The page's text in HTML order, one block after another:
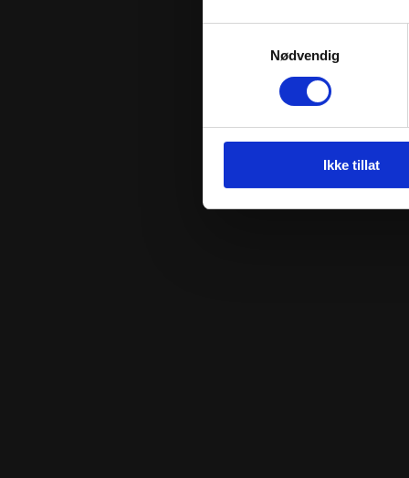
Nødvendig
Ikke tillat